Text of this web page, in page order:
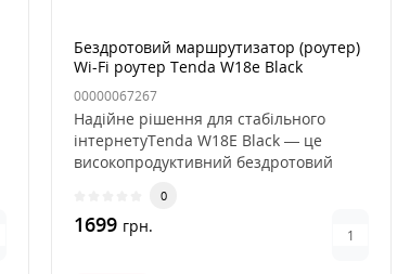
Бездротовий маршрутизатор (роутер)
Wi-Fi роутер Tenda W18e Black
00000067267
Надійне рішення для стабільного
інтернетуTenda W18E Black — це
високопродуктивний бездротовий
0
1699 грн.